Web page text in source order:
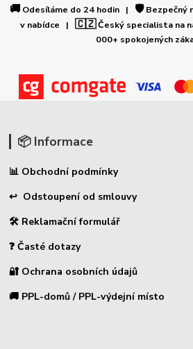
🚚 Odesíláme do 24 hodin | 🛡️Bezpečný
v nabídce | 🇨🇿Český specialista na
000+ spokojených
📦 Informace
📊 Obchodní podmínky
↩ Odstoupení od smlouvy
🛠 Reklamační formulář
❓ Časté dotazy
🔐 Ochrana osobních údajů
🚚 PPL-domů / PPL-výdejní místo